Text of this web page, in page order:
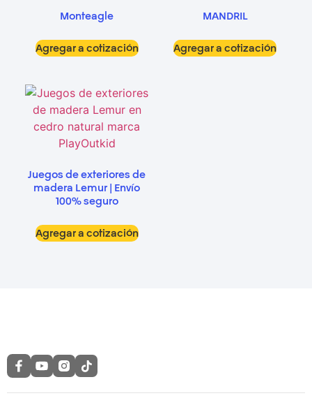
Monteagle
Agregar a cotización
MANDRIL
Agregar a cotización
Juegos de exteriores de
madera Lemur | Envío
100% seguro
Agregar a cotización